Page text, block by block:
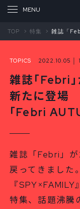
TOP 特集
TOPICS 2022.10.05 │
雑誌「Febri
新たに登場
「Febri
雑誌「Febri」
戻ってきました
『
特集、話題沸騰